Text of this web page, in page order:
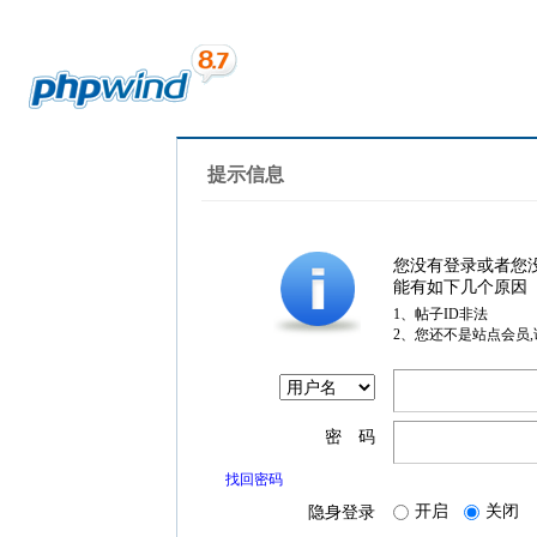
提示信息
您没有登录或者您
能有如下几个原因
1、帖子ID非法
2、您还不是站点会员
密 码
找回密码
隐身登录 开启 关闭